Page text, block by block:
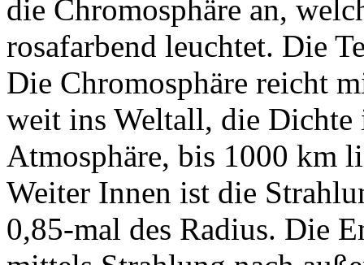
die Chromosphäre an,
rosafarbend leuchtet. Die
Die Chromosphäre reicht
weit ins Weltall, die Dichte
Atmosphäre, bis 1000 km
Weiter Innen ist die
0,85-mal des Radius. Die